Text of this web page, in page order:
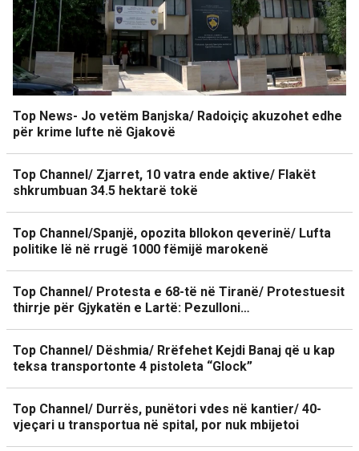
Top News- Jo vetëm Banjska/ Radoiçiç akuzohet edhe
për krime lufte në Gjakovë
Top Channel/ Zjarret, 10 vatra ende aktive/ Flakët
shkrumbuan 34.5 hektarë tokë
Top Channel/Spanjë, opozita bllokon qeverinë/ Lufta
politike lë në rrugë 1000 fëmijë marokenë
Top Channel/ Protesta e 68-të në Tiranë/ Protestuesit
thirrje për Gjykatën e Lartë: Pezulloni…
Top Channel/ Dëshmia/ Rrëfehet Kejdi Banaj që u kap
teksa transportonte 4 pistoleta “Glock”
Top Channel/ Durrës, punëtori vdes në kantier/ 40-
vjeçari u transportua në spital, por nuk mbijetoi